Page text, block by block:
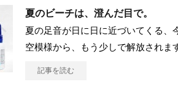
夏のビーチは、澄んだ目で。
夏の足音が日に日に近づいてくる、
空模様から、もう少しで解放されま
記事を読む